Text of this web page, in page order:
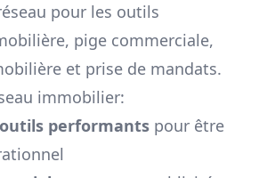
pour les outils
pige commerciale,
et prise de mandats.
immobilier:
performants pour être